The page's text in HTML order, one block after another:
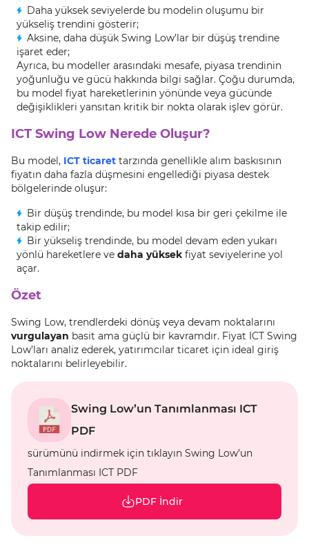
Daha yüksek seviyelerde bu modelin oluşumu bir
yükseliş trendini gösterir;
Aksine, daha düşük Swing Low’lar bir düşüş trendine
işaret eder;
Ayrıca, bu modeller arasındaki mesafe, piyasa trendinin
yoğunluğu ve gücü hakkında bilgi sağlar. Çoğu durumda,
bu model fiyat hareketlerinin yönünde veya gücünde
değişiklikleri yansıtan kritik bir nokta olarak işlev görür.
ICT Swing Low Nerede Oluşur?
Bu model, ICT ticaret tarzında genellikle alım baskısının
fiyatın daha fazla düşmesini engellediği piyasa destek
bölgelerinde oluşur:
Bir düşüş trendinde, bu model kısa bir geri çekilme ile
takip edilir;
Bir yükseliş trendinde, bu model devam eden yukarı
yönlü hareketlere ve daha yüksek fiyat seviyelerine yol
açar.
Özet
Swing Low, trendlerdeki dönüş veya devam noktalarını
vurgulayan basit ama güçlü bir kavramdır. Fiyat ICT Swing
Low’ları analiz ederek, yatırımcılar ticaret için ideal giriş
noktalarını belirleyebilir.
Swing Low’un Tanımlanması ICT
PDF
sürümünü indirmek için tıklayın Swing Low’un
Tanımlanması ICT PDF
PDF İndir